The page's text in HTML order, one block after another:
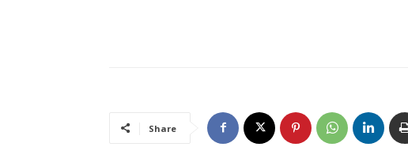
Share